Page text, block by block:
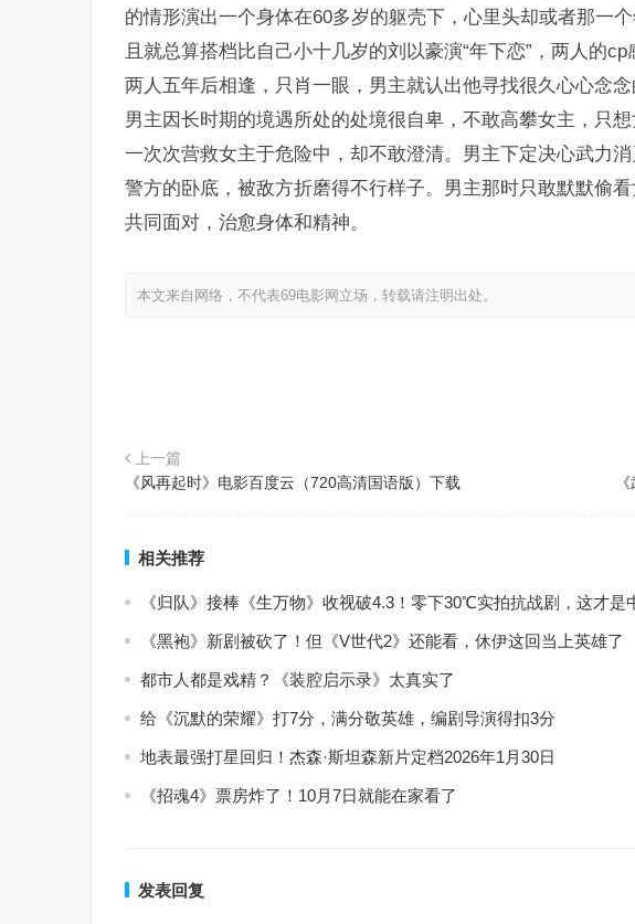
的情形演出一个身体在60多岁的躯壳下，心里头却或者那一个
且就总算搭档比自己小十几岁的刘以豪演“年下恋”，两人的cp
两人五年后相逢，只肖一眼，男主就认出他寻找很久心心念
男主因长时期的境遇所处的处境很自卑，不敢高攀女主，只
一次次营救女主于危险中，却不敢澄清。男主下定决心武力
警方的卧底，被敌方折磨得不行样子。男主那时只敢默默偷
共同面对，治愈身体和精神。
本文来自网络，不代表69电影网立场，转载请注明出处。
上一篇
《风再起时》电影百度云（720高清国语版）下载
相关推荐
《归队》接棒《生万物》收视破4.3！零下30℃实拍抗战剧，这才是
《黑袍》新剧被砍了！但《V世代2》还能看，休伊这回当上英雄了
都市人都是戏精？《装腔启示录》太真实了
给《沉默的荣耀》打7分，满分敬英雄，编剧导演得扣3分
地表最强打星回归！杰森·斯坦森新片定档2026年1月30日
《招魂4》票房炸了！10月7日就能在家看了
发表回复